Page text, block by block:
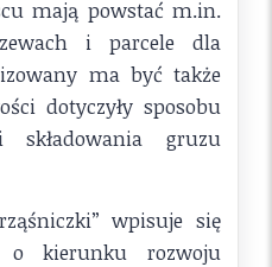
mają powstać m.in.
i parcele dla
ma być także
dotyczyły sposobu
gruzu
wpisuje się
o kierunku rozwoju